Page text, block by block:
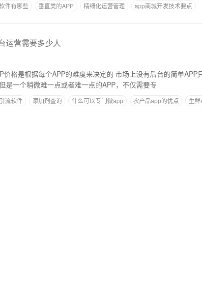
件有哪些 垂直类的APP 精细化运营管理
app商城开发技术要点
运营需要多少人
的难度来决定的 市场上没有后台的简单APP只需要几万
，没有技术含量，简单易操作 但是一个稍微难一点或者难一点的APP，不仅需要专
流软件 添加剂查询 什么可以专门做app 农产品app的优点 生